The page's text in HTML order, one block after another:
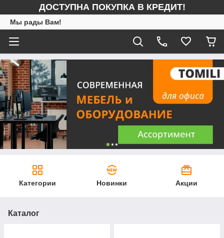
ДОСТУПНА ПОКУПКА В КРЕДИТ!
Мы рады Вам!
Категории Новинки Акции
Каталог